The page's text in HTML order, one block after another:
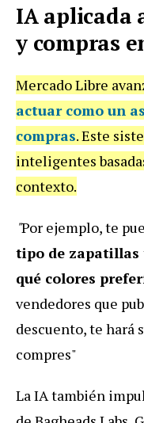
IA aplicada
y compras
Mercado Libre
actuar como un
compras. Este
inteligentes
contexto.
"Por ejemplo, te
tipo de zapatillas
qué colores
vendedores que
descuento, te hará
compres"
La IA también